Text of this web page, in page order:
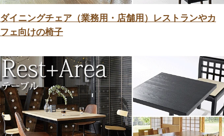
ダイニングチェア（業務用・店舗用）レストランやカ
フェ向けの椅子